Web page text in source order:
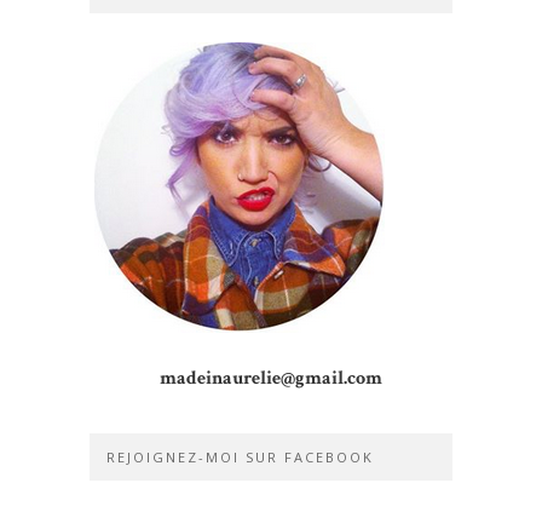
madeinaurelie@gmail.com
REJOIGNEZ-MOI SUR FACEBOOK